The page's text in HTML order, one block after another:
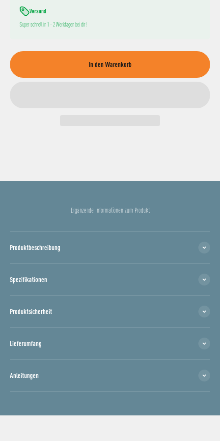
Versand
Super schnell in 1 - 2 Werktagen bei dir!
In den Warenkorb
Ergänzende Informationen zum Produkt
Produktbeschreibung
Spezifikationen
Produktsicherheit
Lieferumfang
Anleitungen